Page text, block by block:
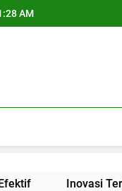
AM
Inovasi Terbaru